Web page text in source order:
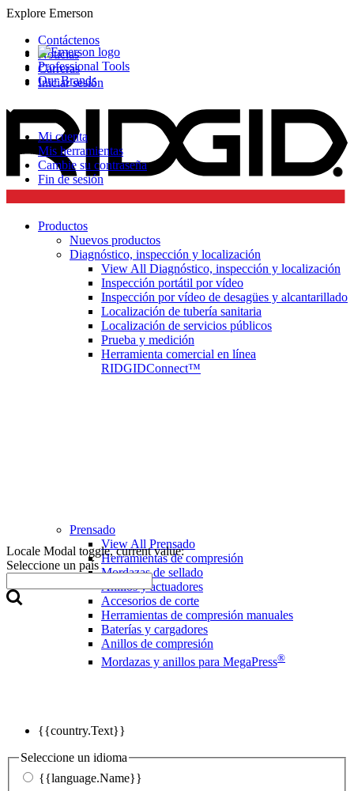
Explore Emerson
Professional Tools
Our Brands
Contáctenos
Noticias
Carreras
Iniciar sesión
Mi cuenta
Mis herramientas
Cambie su contraseña
Fin de sesión
Locale Modal toggle, current value:
Seleccione un país
{{country.Text}}
Seleccione un idioma
{{language.Name}}
Productos
Nuevos productos
Diagnóstico, inspección y localización
View All Diagnóstico, inspección y localización
Inspección portátil por vídeo
Inspección por vídeo de desagües y alcantarillado
Localización de tubería sanitaria
Localización de servicios públicos
Prueba y medición
Herramienta comercial en línea
RIDGIDConnect™
Prensado
View All Prensado
Herramientas de compresión
Mordazas de sellado
Anillos y actuadores
Accesorios de corte
Herramientas de compresión manuales
Baterías y cargadores
Anillos de compresión
Mordazas y anillos para MegaPress®